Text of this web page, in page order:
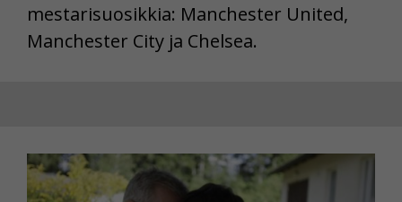
mestarisuosikkia: Manchester United,
Manchester City ja Chelsea.